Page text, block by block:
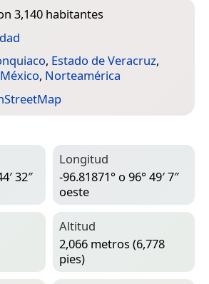
3,140 habitantes
, Estado de Veracruz,
México, Norteamérica
32″
Longitud
-96.81871° o 96° 49′ 7″
oeste
Altitud
2,066 metros (6,778
pies)